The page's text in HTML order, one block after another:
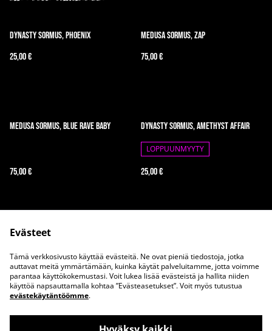
Dynasty Sormus, Phoenix
25,00 €
Medusa sormus, Zap
75,00 €
Medusa sormus, Blue Rave Baby
75,00 €
Dynasty sormus, Amethyst Affair
LOPPUUNMYYTY
25,00 €
Ota meihin yhteyttä
Juridiset ehdot
Tietosuojakäytäntö
Evästeet
Tämä verkkosivusto käyttää evästeitä. Ne ovat pieniä tiedostoja, jotka
auttavat meitä ymmärtämään, kuinka käytät palveluitamme, jotta voimme
parantaa käyttökokemustasi. Voit lukea lisää evästeistä ja hallita niiden
käyttöä napsauttamalla kohtaa ”Evästeasetukset”. Voit myös tutustua
evästekäytäntöömme.